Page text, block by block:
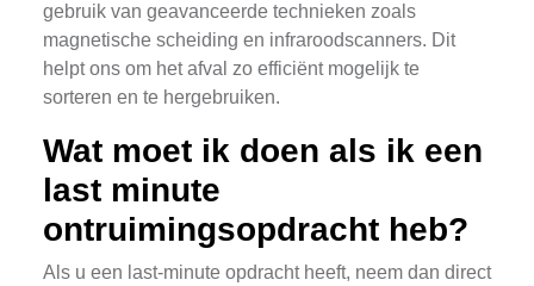
gebruik van geavanceerde technieken zoals
magnetische scheiding en infraroodscanners. Dit
helpt ons om het afval zo efficiënt mogelijk te
sorteren en te hergebruiken.
Wat moet ik doen als ik een
last minute
ontruimingsopdracht heb?
Als u een last-minute opdracht heeft, neem dan direct